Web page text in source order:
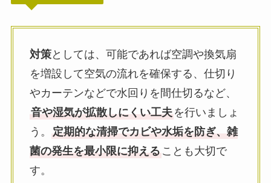
対策としては、可能であれば空調や換気扇
を増設して空気の流れを確保する、仕切り
やカーテンなどで水回りを間仕切るなど、
音や湿気が拡散しにくい工夫 を行いましょ
う。
定期的な清掃でカビや水垢を防ぎ、雑
菌の発生を最小限に抑える ことも大切で
す。